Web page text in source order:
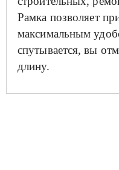
Рамка позволяет
максимальным
спутывается, вы
длину.